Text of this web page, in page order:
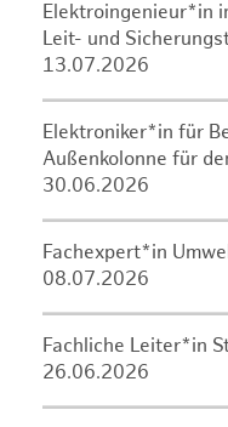
Elektroingenieur*in
Leit- und
13.07.2026
Elektroniker*in für
Außenkolonne für
30.06.2026
Fachexpert*in
08.07.2026
Fachliche Leiter*in
26.06.2026